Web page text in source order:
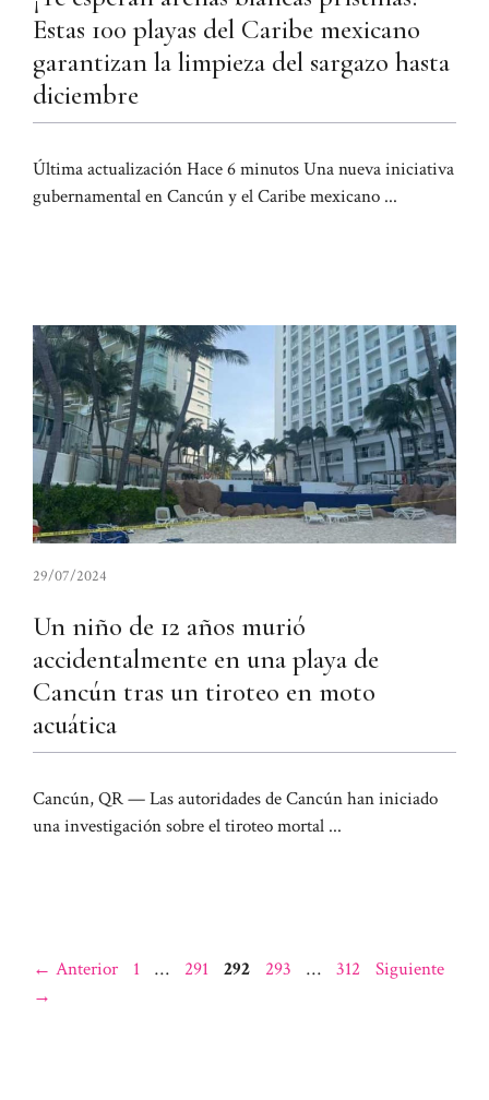
Estas 100 playas del Caribe mexicano
garantizan la limpieza del sargazo hasta
diciembre
Última actualización Hace 6 minutos Una nueva iniciativa
gubernamental en Cancún y el Caribe mexicano ...
29/07/2024
Un niño de 12 años murió
accidentalmente en una playa de
Cancún tras un tiroteo en moto
acuática
Cancún, QR — Las autoridades de Cancún han iniciado
una investigación sobre el tiroteo mortal ...
← Anterior Página
1 … Página
291 Página
292 Página
293 … Página
312
Siguiente
→